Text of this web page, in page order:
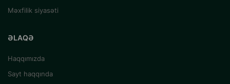
Məxfilik siyasəti
ƏLAQƏ
Haqqımızda
Sayt haqqında